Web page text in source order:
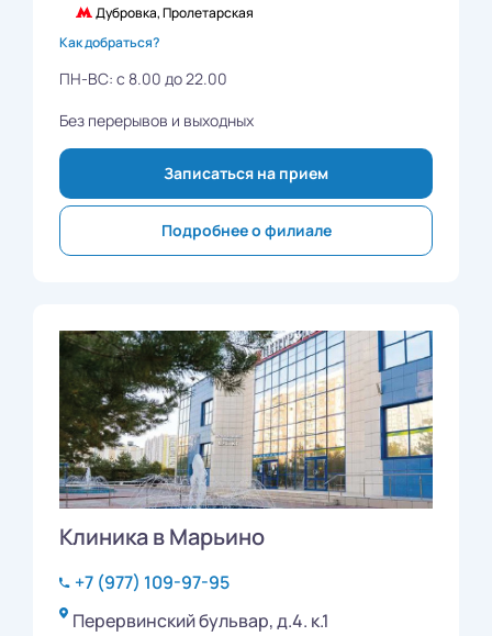
Дубровка, Пролетарская
Как добраться?
ПН-ВС: с 8.00 до 22.00
Без перерывов и выходных
Записаться на прием
Подробнее о филиале
Клиника в Марьино
+7 (977) 109-97-95
Перервинский бульвар, д.4. к.1